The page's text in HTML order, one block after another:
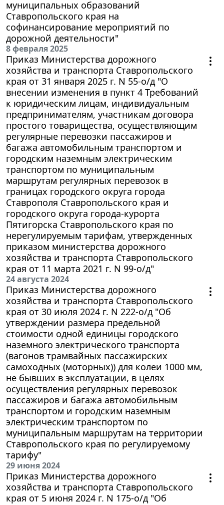
муниципальных образований
Ставропольского края на
софинансирование мероприятий по
дорожной деятельности"
8 февраля 2025
Приказ Министерства дорожного
хозяйства и транспорта Ставропольского
края от 31 января 2025 г. N 55-о/д "О
внесении изменения в пункт 4 Требований
к юридическим лицам, индивидуальным
предпринимателям, участникам договора
простого товарищества, осуществляющим
регулярные перевозки пассажиров и
багажа автомобильным транспортом и
городским наземным электрическим
транспортом по муниципальным
маршрутам регулярных перевозок в
границах городского округа города
Ставрополя Ставропольского края и
городского округа города-курорта
Пятигорска Ставропольского края по
нерегулируемым тарифам, утвержденных
приказом министерства дорожного
хозяйства и транспорта Ставропольского
края от 11 марта 2021 г. N 99-о/д"
24 августа 2024
Приказ Министерства дорожного
хозяйства и транспорта Ставропольского
края от 30 июля 2024 г. N 222-о/д "Об
утверждении размера предельной
стоимости одной единицы городского
наземного электрического транспорта
(вагонов трамвайных пассажирских
самоходных (моторных)) для колеи 1000 мм,
не бывших в эксплуатации, в целях
осуществления регулярных перевозок
пассажиров и багажа автомобильным
транспортом и городским наземным
электрическим транспортом по
муниципальным маршрутам на территории
Ставропольского края по регулируемому
тарифу"
29 июня 2024
Приказ Министерства дорожного
хозяйства и транспорта Ставропольского
края от 5 июня 2024 г. N 175-о/д "Об